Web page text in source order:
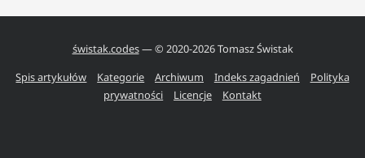
świstak.codes— © 2020-2026Tomasz Świstak
Spis artykułów
Kategorie Archiwum Indeks zagadnień
Polityka
prywatności
Licencje Kontakt